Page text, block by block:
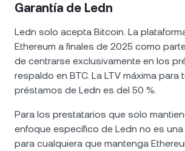
Garantía de Ledn
Ledn solo acepta Bitcoin. La
Ethereum a finales de 2025 como
de centrarse exclusivamente en los
respaldo en BTC. La LTV máxima para
préstamos de Ledn es del 50 %.
Para los prestatarios que solo
enfoque específico de Ledn no es una
para cualquiera que mantenga